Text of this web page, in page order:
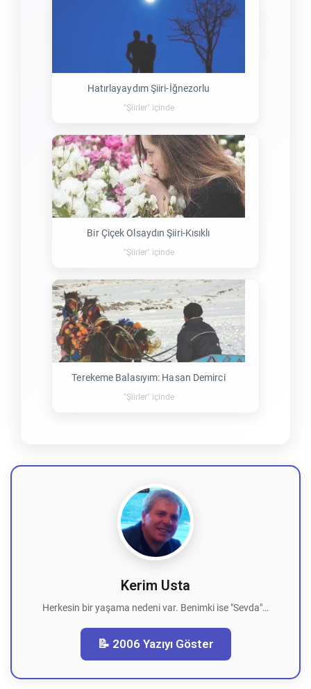
Hatırlayaydım Şiiri-İğnezorlu
"Şiirler" içinde
Bir Çiçek Olsaydın Şiiri-Kısıklı
"Şiirler" içinde
Terekeme Balasıyım: Hasan Demirci
"Şiirler" içinde
Kerim Usta
Herkesin bir yaşama nedeni var. Benimki ise "Sevda"…
📝 2006 Yazıyı Göster